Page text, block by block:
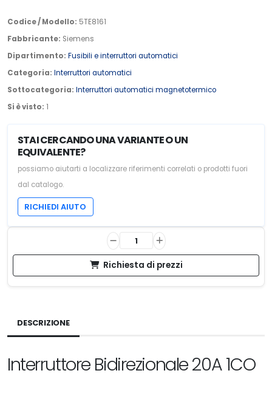
Codice / Modello: 5TE8161
Fabbricante: Siemens
Dipartimento: Fusibili e interruttori automatici
Categoria: Interruttori automatici
Sottocategoria: Interruttori automatici magnetotermico
Si è visto: 1
STAI CERCANDO UNA VARIANTE O UN
EQUIVALENTE?
possiamo aiutarti a localizzare riferimenti correlati o prodotti fuori
dal catalogo.
RICHIEDI AIUTO
Richiesta di prezzi
DESCRIZIONE
Interruttore Bidirezionale 20A 1CO